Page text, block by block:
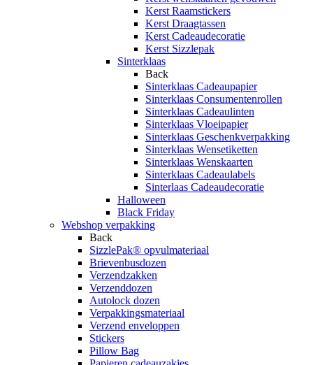
Kerst Raamstickers
Kerst Draagtassen
Kerst Cadeaudecoratie
Kerst Sizzlepak
Sinterklaas
Back
Sinterklaas Cadeaupapier
Sinterklaas Consumentenrollen
Sinterklaas Cadeaulinten
Sinterklaas Vloeipapier
Sinterklaas Geschenkverpakking
Sinterklaas Wensetiketten
Sinterklaas Wenskaarten
Sinterklaas Cadeaulabels
Sinterlaas Cadeaudecoratie
Halloween
Black Friday
Webshop verpakking
Back
SizzlePak® opvulmateriaal
Brievenbusdozen
Verzendzakken
Verzenddozen
Autolock dozen
Verpakkingsmateriaal
Verzend enveloppen
Stickers
Pillow Bag